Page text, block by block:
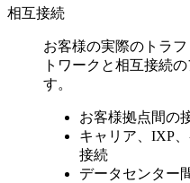
相互接続
お客様の実際のトラ
トワークと相互接続
す。
お客様拠点間の
キャリア、IXP
接続
データセンター